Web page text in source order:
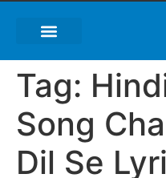
Tag:
Song
Dil Se